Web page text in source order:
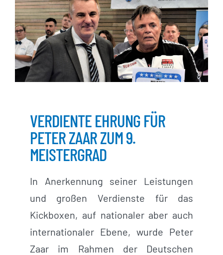
VERDIENTE EHRUNG FÜR
PETER ZAAR ZUM 9.
MEISTERGRAD
In Anerkennung seiner Leistungen
und großen Verdienste für das
Kickboxen, auf nationaler aber auch
internationaler Ebene, wurde Peter
Zaar im Rahmen der Deutschen